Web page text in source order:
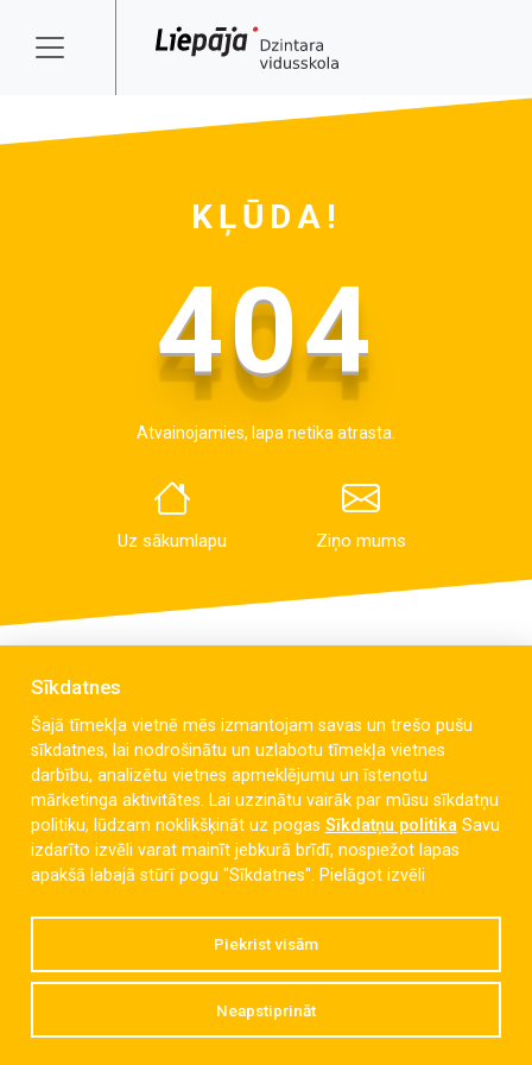
KĻŪDA!
404
Atvainojamies, lapa netika atrasta.
Uz sākumlapu Ziņo mums
Celmu iela 6, Liepāja, LV-3405
dzintaravsk@liepaja.edu.lv
+371 634 427 10
Sīkdatnes
Šajā tīmekļa vietnē mēs izmantojam savas un trešo pušu
sīkdatnes, lai nodrošinātu un uzlabotu tīmekļa vietnes
darbību, analizētu vietnes apmeklējumu un īstenotu
mārketinga aktivitātes. Lai uzzinātu vairāk par mūsu sīkdatņu
politiku, lūdzam noklikšķināt uz pogas Sīkdatņu politikaSavu
izdarīto izvēli varat mainīt jebkurā brīdī, nospiežot lapas
apakšā labajā stūrī pogu "Sīkdatnes". Pielāgot izvēli
Piekrist visām
Neapstiprināt